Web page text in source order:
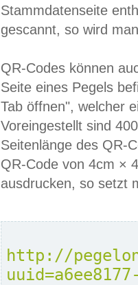
Stammdatenseite
gescannt, so wird
QR-Codes können
Seite eines Pegels
Tab öffnen", welcher
Voreingestellt sind
Seitenlänge des QR-
QR-Code von 4cm ×
ausdrucken, so setzt
http://